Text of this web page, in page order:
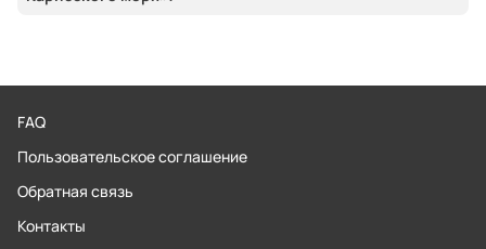
FAQ
Пользовательское соглашение
Обратная связь
Контакты